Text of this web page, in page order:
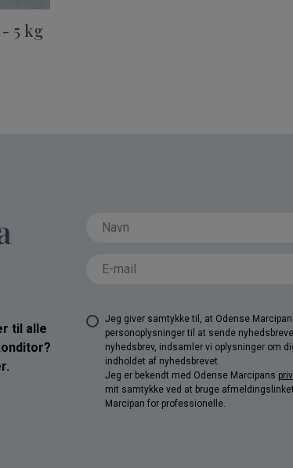
- 5 kg
til alle
Jeg giver samtykke til, at Odense
personoplysninger til at sende
nyhedsbrev, indsamler vi oplysninger om
indholdet af nyhedsbrevet.
Jeg er bekendt med Odense Marcipans
mit samtykke ved at bruge
Marcipan for professionelle.